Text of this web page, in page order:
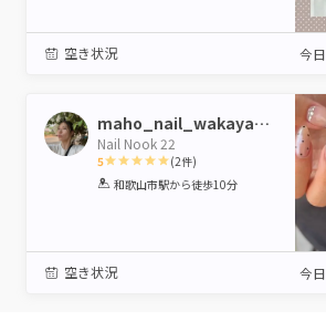
空き状況 今日
maho_nail_wakayama
Nail Nook 22
5
1 2 3 4 5
(2件)
和歌山市駅から徒歩10分
空き状況 今日